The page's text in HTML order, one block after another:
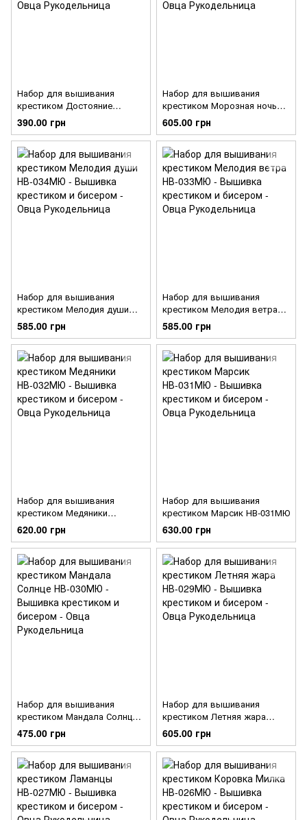
Набор для вышивания
крестиком Достояние
НВ-036МЮ
390.00 грн
Набор для вышивания
крестиком Морозная ночь
НВ-035МЮ
605.00 грн
Набор для вышивания
крестиком Мелодия души
НВ-034МЮ
585.00 грн
Набор для вышивания
крестиком Мелодия ветра
НВ-033МЮ
585.00 грн
Набор для вышивания
крестиком Медяники
НВ-032МЮ
620.00 грн
Набор для вышивания
крестиком Марсик НВ-031МЮ
630.00 грн
Набор для вышивания
крестиком Мандала Солнце
НВ-030МЮ
475.00 грн
Набор для вышивания
крестиком Летняя жара
НВ-029МЮ
605.00 грн